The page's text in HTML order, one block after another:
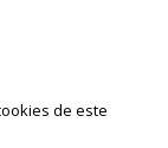
de este